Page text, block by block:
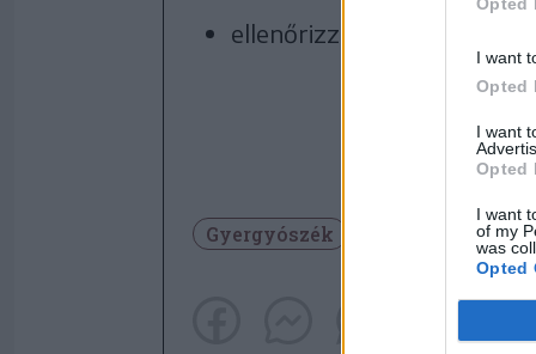
I want
Opted
I want
Opted
I want
of my
was
Opted
ellenőrizzék a
Gyergyószék Maroshévíz